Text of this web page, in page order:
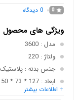
0
0 دیدگاه
ویژگی های محصول
مدل : 3600
ولتاژ: 220
جنس بدنه: پلاستیک ABS
ابعاد: 127 * 73 * 50 سانتی متر
موتور : الکتروژن
+ اطلاعات بیشتر